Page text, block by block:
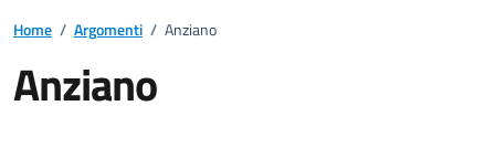
Home / Argomenti / Anziano
Anziano